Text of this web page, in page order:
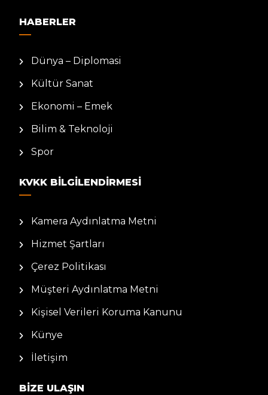
HABERLER
Dünya – Diplomasi
Kültür Sanat
Ekonomi – Emek
Bilim & Teknoloji
Spor
KVKK BILGILENDIRMESI
Kamera Aydınlatma Metni
Hizmet Şartları
Çerez Politikası
Müşteri Aydınlatma Metni
Kişisel Verileri Koruma Kanunu
Künye
İletişim
BIZE ULAŞIN